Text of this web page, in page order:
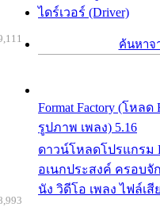
ไดร์เวอร์ (Driver)
ค้นหาจ
Format Factory (โหล
รูปภาพ เพลง) 5.16
ดาวน์โหลดโปรแกรม
อเนกประสงค์ ครอบ
นัง วิดีโอ เพลง ไฟล์เสี